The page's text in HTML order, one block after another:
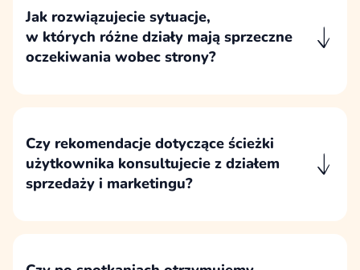
działów na jeden spójny proces.
Jak rozwiązujecie sytuacje,
w których różne działy mają sprzeczne
oczekiwania wobec strony?
i konsekwencji wdrożeniowych,
a nie przez sumowanie preferencji wszystkich
działów.
Czy rekomendacje dotyczące ścieżki
użytkownika konsultujecie z działem
sprzedaży i marketingu?
decyzji.